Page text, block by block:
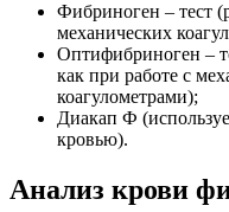
Фибриноген – тест
механических
Оптифибриноген –
как при работе с
коагулометрами);
Диакап Ф
кровью).
Анализ крови